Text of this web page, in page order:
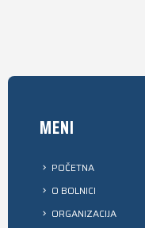
MENI
POČETNA
O BOLNICI
ORGANIZACIJA